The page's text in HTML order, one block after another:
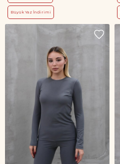
Büyük Yaz İndirimi